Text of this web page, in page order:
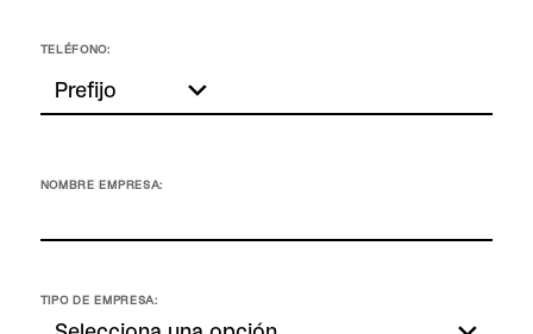
TELÉFONO:
NOMBRE EMPRESA:
TIPO DE EMPRESA: